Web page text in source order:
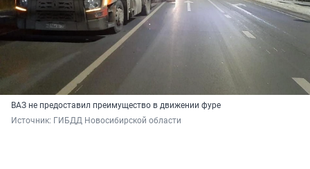
ВАЗ не предоставил преимущество в движении фуре
Источник: ГИБДД Новосибирской области